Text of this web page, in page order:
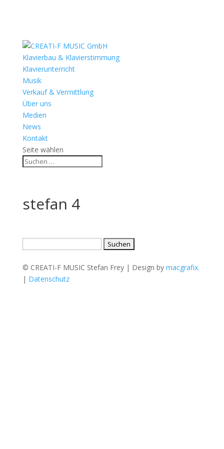
Klavierbau & Klavierstimmung
Klavierunterricht
Musik
Verkauf & Vermittlung
Über uns
Medien
News
Kontakt
Seite wählen
stefan 4
© CREATI-F MUSIC Stefan Frey | Design by macgrafix.
| Datenschutz